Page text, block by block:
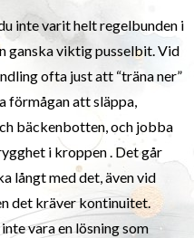
inte varit helt regelbunden i
ganska viktig pusselbit. Vid
ofta just att “träna ner”
förmågan att släppa,
bäckenbotten, och jobba
i kroppen . Det går
långt med det, även vid
det kräver kontinuitet.
vara en lösning som